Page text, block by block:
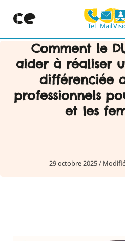
content
Tel Mail
Comment le DUERP peut-il
aider à réaliser
différenciée
professionnels
et les
29 octobre 2025/